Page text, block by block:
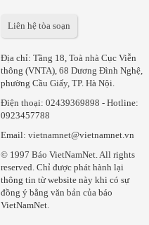
Liên hệ tòa soạn
Địa chỉ: Tầng 18, Toà nhà Cục Viễn
thông (VNTA), 68 Dương Đình Nghệ,
phường Cầu Giấy, TP. Hà Nội.
Điện thoại:02439369898 - Hotline:
0923457788
Email: vietnamnet@vietnamnet.vn
© 1997 Báo VietNamNet. All rights
reserved. Chỉ được phát hành lại
thông tin từ website này khi có sự
đồng ý bằng văn bản của báo
VietNamNet.